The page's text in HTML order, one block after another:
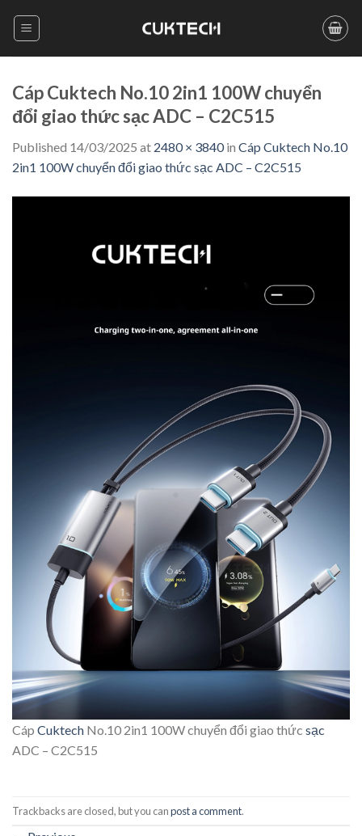
Cáp Cuktech No.10 2in1 100W chuyển
đổi giao thức sạc ADC – C2C515
Published 14/03/2025 at 2480 × 3840in Cáp Cuktech No.10
2in1 100W chuyển đổi giao thức sạc ADC – C2C515
Cáp Cuktech No.10 2in1 100W chuyển đổi giao thức sạc
ADC – C2C515
Trackbacks are closed, but you canpost a comment.